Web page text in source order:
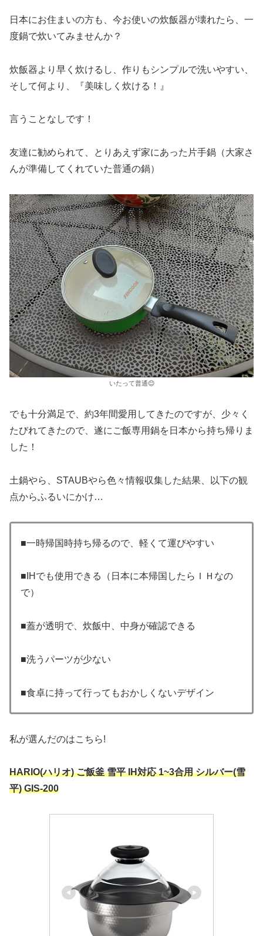
日本にお住まいの方も、今お使いの炊飯器が壊れたら、一
度鍋で炊いてみませんか？
炊飯器より早く炊けるし、作りもシンプルで洗いやすい、
そして何より、『美味しく炊ける！』
言うことなしです！
友達に勧められて、とりあえず家にあった片手鍋（大家さ
んが準備してくれていた普通の鍋）
いたって普通😊
でも十分満足で、約3年間愛用してきたのですが、少々く
たびれてきたので、遂にご飯専用鍋を日本から持ち帰りま
した！
土鍋やら、STAUBやら色々情報収集した結果、以下の観
点からふるいにかけ…
■一時帰国時持ち帰るので、軽くて運びやすい
■IHでも使用できる（日本に本帰国したらＩＨなの
で）
■蓋が透明で、炊飯中、中身が確認できる
■洗うパーツが少ない
■食卓に持って行ってもおかしくないデザイン
私が選んだのはこちら!
HARIO(ハリオ) ご飯釜 雪平 IH対応 1~3合用 シルバー(雪
平) GIS-200